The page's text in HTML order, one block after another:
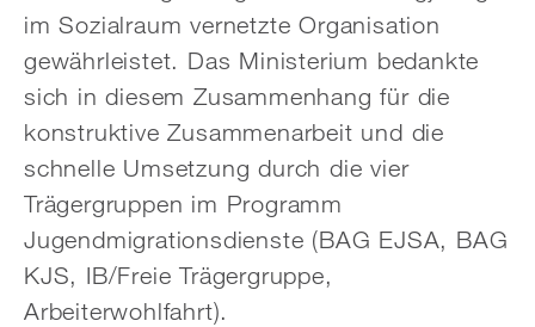
im Sozialraum vernetzte Organisation
gewährleistet. Das Ministerium bedankte
sich in diesem Zusammenhang für die
konstruktive Zusammenarbeit und die
schnelle Umsetzung durch die vier
Trägergruppen im Programm
Jugendmigrationsdienste (BAG EJSA, BAG
KJS, IB/Freie Trägergruppe,
Arbeiterwohlfahrt).